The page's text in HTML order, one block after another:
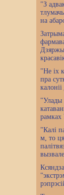
"З
на
"Не іх
пра
"Улады
"Калі
м, то